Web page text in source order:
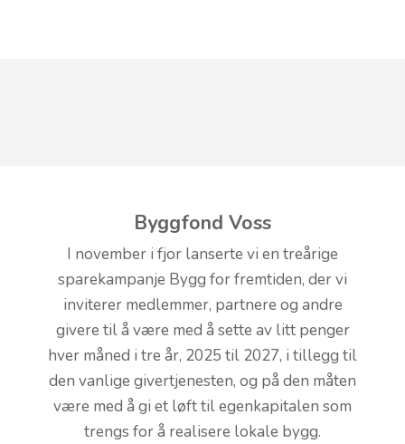
Byggfond Voss
I november i fjor lanserte vi en treårige
sparekampanje Bygg for fremtiden, der vi
inviterer medlemmer, partnere og andre
givere til å være med å sette av litt penger
hver måned i tre år, 2025 til 2027, i tillegg til
den vanlige givertjenesten, og på den måten
være med å gi et løft til egenkapitalen som
trengs for å realisere lokale bygg.